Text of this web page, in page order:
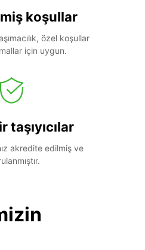
koşullar
özel koşullar
için uygun.
taşıyıcılar
akredite edilmiş ve